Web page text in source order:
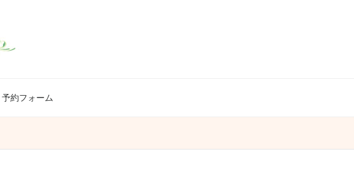
予約フォーム